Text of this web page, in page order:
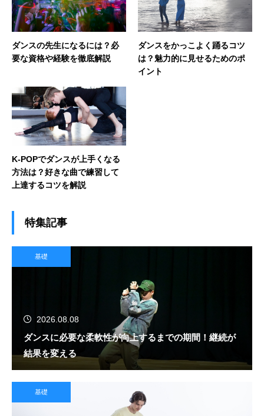
ダンスの先生になるには？必
要な資格や経験を徹底解説
ダンスをかっこよく踊るコツ
は？魅力的に見せるためのポ
イント
K-POPでダンスが上手くなる
方法は？好きな曲で練習して
上達するコツを解説
特集記事
基礎
2026.08.08
ダンスに必要な柔軟性が向上するまでの期間！継続が
結果を変える
基礎